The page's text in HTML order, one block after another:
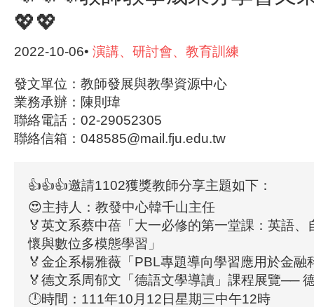
💖💖
2022-10-06• 演講、研討會、教育訓練
發文單位：教師發展與教學資源中心
業務承辦：陳則瑋
聯絡電話：02-29052305
聯絡信箱：048585@mail.fju.edu.tw
👍👍👍邀請1102獲獎教師分享主題如下：
😍主持人：教發中心韓千山主任
🏅英文系蔡中蓓「大一必修的第一堂課：英語、
懷與數位多模態學習」
🏅金企系楊雅薇「PBL專題導向學習應用於金融
🏅德文系周郁文「德語文學導讀」課程展覽──
🕛時間：111年10月12日星期三中午12時